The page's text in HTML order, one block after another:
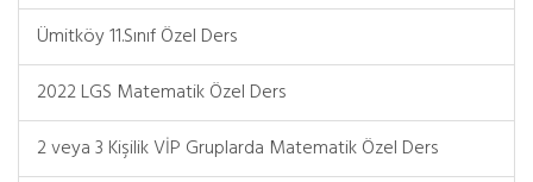
Ümitköy 11.Sınıf Özel Ders
2022 LGS Matematik Özel Ders
2 veya 3 Kişilik VİP Gruplarda Matematik Özel Ders